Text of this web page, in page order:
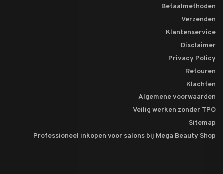
Betaalmethoden
Verzenden
Klantenservice
Disclaimer
Privacy Policy
Retouren
Klachten
Algemene voorwaarden
Veilig werken zonder TPO
Sitemap
Professioneel inkopen voor salons bij Mega Beauty Shop